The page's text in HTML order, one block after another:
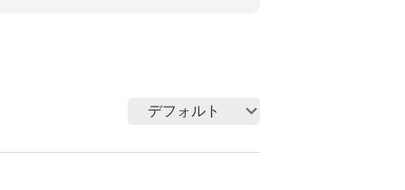
デフォルト